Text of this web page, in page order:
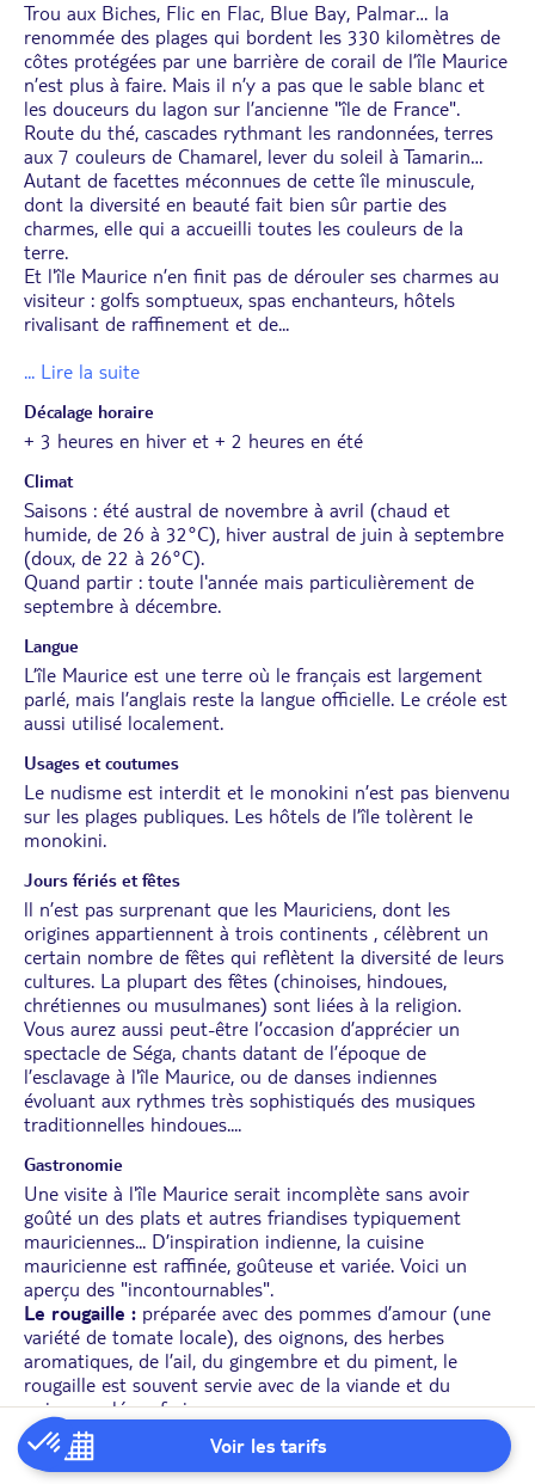
Voir les tarifs
Trou aux Biches, Flic en Flac, Blue Bay, Palmar… la
renommée des plages qui bordent les 330 kilomètres de
côtes protégées par une barrière de corail de l’île Maurice
n’est plus à faire. Mais il n’y a pas que le sable blanc et
les douceurs du lagon sur l’ancienne "île de France".
Route du thé, cascades rythmant les randonnées, terres
aux 7 couleurs de Chamarel, lever du soleil à Tamarin…
Autant de facettes méconnues de cette île minuscule,
dont la diversité en beauté fait bien sûr partie des
charmes, elle qui a accueilli toutes les couleurs de la
terre.
Et l'île Maurice n’en finit pas de dérouler ses charmes au
visiteur : golfs somptueux, spas enchanteurs, hôtels
rivalisant de raffinement et de...
... Lire la suite
Décalage horaire
+ 3 heures en hiver et + 2 heures en été
Climat
Saisons : été austral de novembre à avril (chaud et
humide, de 26 à 32°C), hiver austral de juin à septembre
(doux, de 22 à 26°C).
Quand partir : toute l'année mais particulièrement de
septembre à décembre.
Langue
L’île Maurice est une terre où le français est largement
parlé, mais l’anglais reste la langue officielle. Le créole est
aussi utilisé localement.
Usages et coutumes
Le nudisme est interdit et le monokini n’est pas bienvenu
sur les plages publiques. Les hôtels de l’île tolèrent le
monokini.
Jours fériés et fêtes
ll n’est pas surprenant que les Mauriciens, dont les
origines appartiennent à trois continents , célèbrent un
certain nombre de fêtes qui reflètent la diversité de leurs
cultures. La plupart des fêtes (chinoises, hindoues,
chrétiennes ou musulmanes) sont liées à la religion.
Vous aurez aussi peut-être l’occasion d’apprécier un
spectacle de Séga, chants datant de l’époque de
l’esclavage à l'île Maurice, ou de danses indiennes
évoluant aux rythmes très sophistiqués des musiques
traditionnelles hindoues....
Gastronomie
Une visite à l'île Maurice serait incomplète sans avoir
goûté un des plats et autres friandises typiquement
mauriciennes... D’inspiration indienne, la cuisine
mauricienne est raffinée, goûteuse et variée. Voici un
aperçu des "incontournables".
Le rougaille : préparée avec des pommes d’amour (une
variété de tomate locale), des oignons, des herbes
aromatiques, de l’ail, du gingembre et du piment, le
rougaille est souvent servie avec de la viande et du
poisson salé ou frais.
Salade de coeur de palmiste :
servi en salade ou braisé,
c’est une spécialité de la cuisine...